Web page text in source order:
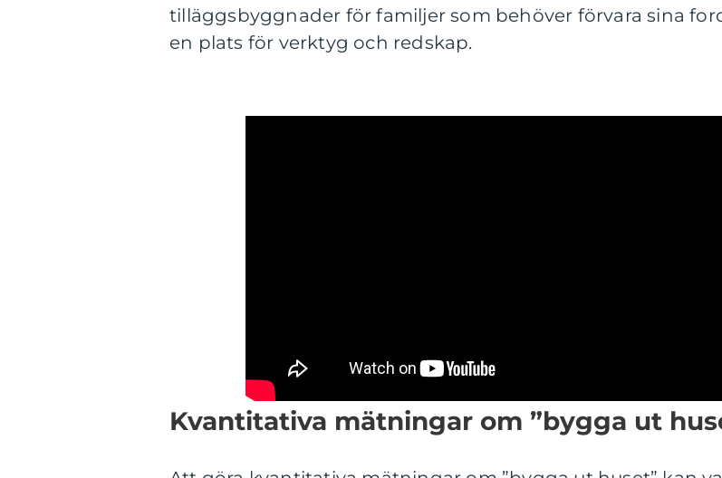
tilläggsbyggnader för familjer som behöver förvara sina
en plats för verktyg och redskap.
Kvantitativa mätningar om ”bygga ut